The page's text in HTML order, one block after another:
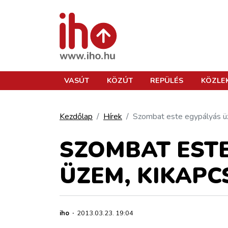
KÖZLEKEDÉSFEJLESZTÉS
ELLÁTÁSI LÁNC
VASÚT KÖZÚT REPÜLÉS
Kezdőlap Hírek Szombat este egypályás
SZOMBAT
ÜZEM,
iho · 2013.03.23. 19:04